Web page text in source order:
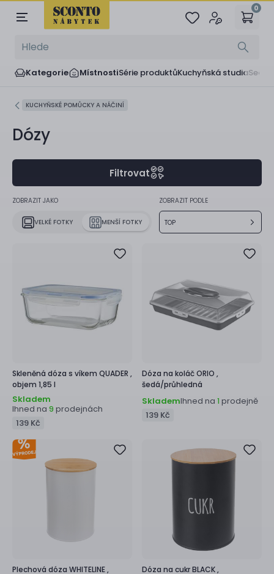
0
Kategorie MístnostiSérie produktůKuchyňská studia
KUCHYŇSKÉ POMŮCKY A NÁČINÍ
Dózy
Filtrovat
ZOBRAZIT JAKO
VELKÉ FOTKY MENŠÍ FOTKY
ZOBRAZIT PODLE
TOP
Skleněná dóza s víkem QUADER ,
objem 1,85 l
Skladem
Ihned na 9 prodejnách
139 Kč
Dóza na koláčORIO ,
šedá/průhledná
SklademIhned na 1 prodejně
139 Kč
Plechová dóza WHITELINE ,
Dóza na cukrBLACK ,